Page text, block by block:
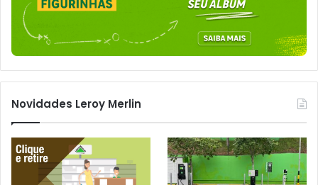
Novidades Leroy Merlin